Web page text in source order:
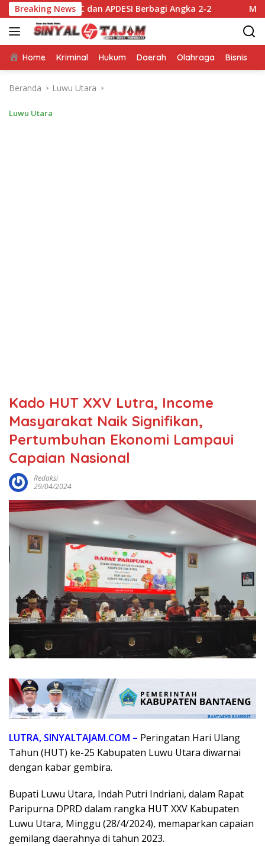
Langsung
ke
konten
Breaking News
dan APDESI Berbagi Angka 2-2 Mappatabe
Home Kriminal Hukum Daerah Olahraga Bisnis
Beranda Luwu Utara
Luwu Utara
Kado HUT XXV Lutra, Income
Masyarakat Naik Signifikan,
Pertumbuhan Ekonomi Lampaui
Capaian Nasional
Redaksi
29/04/2024
LUTRA, SINYALTAJAM.COM – Peringatan Hari Ulang
Tahun (HUT) ke-25 Kabupaten Luwu Utara diwarnai
dengan kabar gembira.
Bupati Luwu Utara, Indah Putri Indriani, dalam Rapat
Paripurna DPRD dalam rangka HUT XXV Kabupaten
Luwu Utara, Minggu (28/4/2024), memaparkan capaian
gemilang daerahnya di tahun 2023.